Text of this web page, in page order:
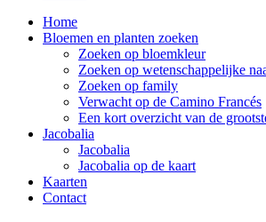
Home
Bloemen en planten zoeken
Zoeken op bloemkleur
Zoeken op wetenschappelijke
Zoeken op family
Verwacht op de Camino Francés
Een kort overzicht van de
Jacobalia
Jacobalia
Jacobalia op de kaart
Kaarten
Contact